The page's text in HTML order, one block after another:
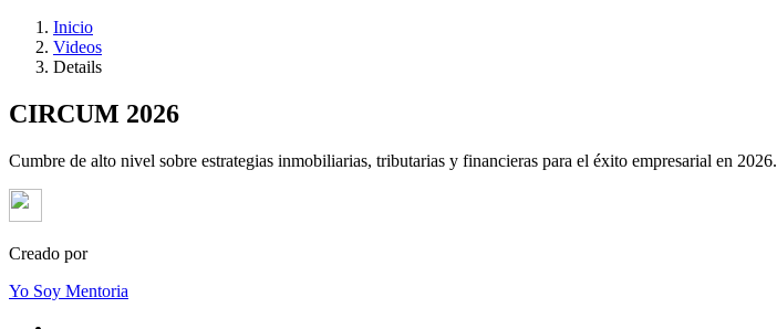
Inicio
Videos
Details
CIRCUM 2026
Cumbre de alto nivel sobre estrategias inmobiliarias, tributarias y financieras para el éxito empresarial en 2026.
Creado por
Yo Soy Mentoria